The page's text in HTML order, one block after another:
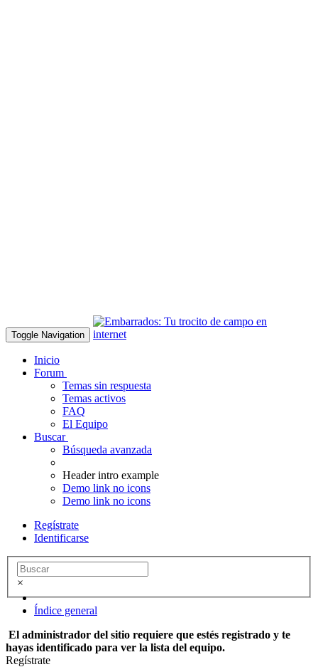
Toggle Navigation
Inicio
Forum
Temas sin respuesta
Temas activos
FAQ
El Equipo
Buscar
Búsqueda avanzada
Header intro example
Demo link no icons
Demo link no icons
Regístrate
Identificarse
×
Índice general
El administrador del sitio requiere que estés registrado y te
hayas identificado para ver la lista del equipo.
Regístrate